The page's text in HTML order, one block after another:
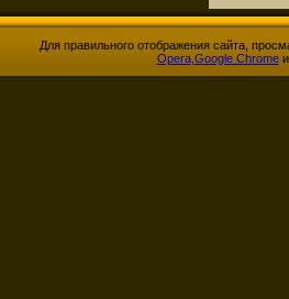
Для правильного отображения сайта,
Opera, Google Chrome